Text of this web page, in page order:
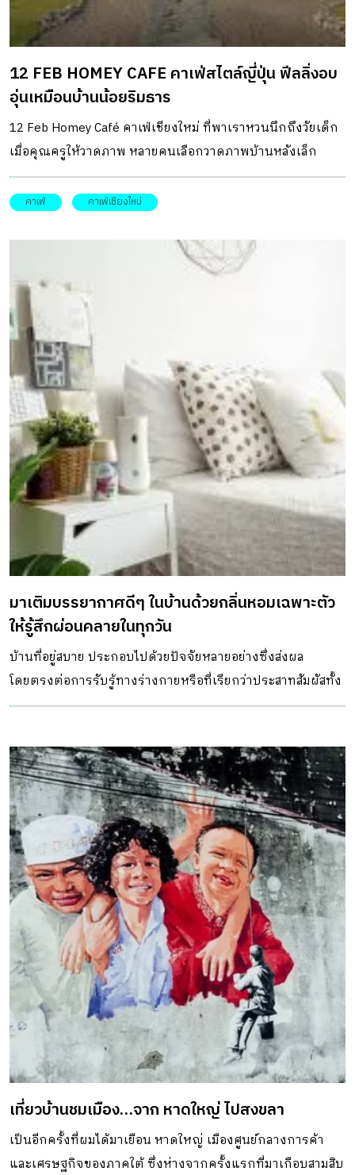
12 FEB HOMEY CAFE คาเฟ่สไตล์ญี่ปุ่น ฟีลลิ่งอบ
อุ่นเหมือนบ้านน้อยริมธาร
12 Feb Homey Café คาเฟ่เชียงใหม่ ที่พาเราหวนนึกถึงวัยเด็ก
เมื่อคุณครูให้วาดภาพ หลายคนเลือกวาดภาพบ้านหลังเล็ก
หลังคาทรงจั่ว มีธารน้ำไหลผ่านข้าง ๆ บ้าน ก่อนเพิ่มเติมด้วย
ต้นไม้ ดอกไม้ สัตว์เลี้ยงตัวน้อย และรูปของพ่อ แม่ ลูก จากภาพ
ที่ให้บรรยากาศราวกับเป็นบ้านไม้หลังน้อย โดยมีงานแลนด์
สเคปเข้ามาเติมเต็มให้เรื่องราวยิ่งสวยงามดุจภาพวาด
DESIGNER DIRECTORYออกแบบ: pommballstudio 12 Feb
Homey Café ตั้งอยู่ในอำเภอหางดง จังหวัดเชียงใหม่ เริ่มต้นมา
จากคู่สามีภรรยาเจ้าของร้านที่ฝันอยากมีคาเฟ่เป็นของตัวเองไว้
นั่งจิบกาแฟชิล ๆ ในบรรยากาศที่แสนอบอุ่น โดยตั้งชื่อคาเฟ่ให้
จดจำง่าย และมีความหมายลึกซึ้งตามวันเกิดของภรรยา มา
พร้อมโจทย์การออกแบบที่ทั้งคู่อยากได้คาเฟ่ไซซ์เล็ก มีมู้ด
แอนด์โทนแบบโฮมมี่ สถาปนิกจาก pommballstudio จึงนำ
ความต้องการนั้น มาต่อยอดสู่คาเฟ่ที่ดีไซน์ให้เหมือนบ้านสไตล์
Japandi โดยผสมสไตล์ญี่ปุ่นและนอร์ดิกเข้าด้วยกัน ตัวอาคาร
ของคาเฟ่ตั้งอยู่ในที่ดินที่มีลักษณะลึกยาว โดยออกแบบให้ตัว
อาคารอยู่ด้านในสุดของที่ดิน เลี่ยงที่จะสร้างแบบเต็มพื้นที่
เพราะต้องการเผื่อสเปซด้านหน้าไว้สำหรับสร้างอาคาร หรือ
แลนด์สเคปเพิ่มเติมในอนาคต ดีไซน์ของอาคารมีรูปทรงเป็น
แนวยาวตรงกับทิศเหนือ มีโครงสร้างทำจากคอนกรีตและเหล็ก
ผนังด้านนอกกรุด้วยไม้เทียมเพราะทนทานต่อสภาพอากาศ
แสงแดด และความชื้น โดยเลือกใช้ไม้เทียมไบโอวู้ดผ่านการขัด
ผิวหน้าให้มีสีอ่อนลง ส่วนหลังคามุงด้วยเมทัลชีทลอนเรียบ พื้นที่
คาเฟ่ คาเฟ่เชียงใหม่
มาเติมบรรยากาศดีๆ ในบ้านด้วยกลิ่นหอมเฉพาะตัว
ให้รู้สึกผ่อนคลายในทุกวัน
บ้านที่อยู่สบาย ประกอบไปด้วยปัจจัยหลายอย่างซึ่งส่งผล
โดยตรงต่อการรับรู้ทางร่างกายหรือที่เรียกว่าประสาทสัมผัสทั้ง
5 บ้านที่เย็นสบายที่ผิวกายรับรู้ อากาศปลอดโปร่งถ่ายเทให้สูด
การถูกรบกวน และกลิ่นหอมๆ ที่เป็นมาตรวัดความน่าอยู่ของ
บ้านได้เป็นอย่างดี หลายคนอาจจะไม่เคยสังเกตว่า “บ้าน” แต่ละ
หลังมีกลิ่นเฉพาะตัว เพราะความคุ้นชิน ซึ่งกลิ่นเหล่านี้ล้วนสื่อ
ถึงตัวตนของเจ้าของบ้านได้ด้วย ฉะนั้นอย่าแปลกใจถ้าหาก
เข้าไปในบ้านของนักดริปกาแฟแล้วจะได้กลิ่นหอมไหม้ของ
เมล็ดกาแฟคั่วหลงเหลือ หรืออาจจะได้กลิ่นหอมกรุ่นของชีสและ
เนยในบ้านที่มีนักทำขนมหวานเป็นเจ้าของ กลิ่นเนื้อไม้ที่เกิด
จากพื้นไม้สัมผัสกับความชื้น กลิ่นหอมของดอกมะลิที่ลอยตามลม
มาในห้องนั่งเล่นหรือกลิ่นอับกระดาษในห้องหนังสือแต่ก็มีหลาย
คนหลงใหล เอกลักษณ์เฉพาะตัวของกลิ่นต่างๆ ในบ้านเหล่านี้
ทำหน้าที่เชื่อมความสัมผัสของช่วงเวลาของคนกับสถานที่ หาก
จังหวะที่เปิดประตูเข้าบ้านแล้วได้สัมผัสกับกลิ่นที่คุ้นเคยทำให้
รู้สึกนึกย้อนถึงความทรงจำครั้งเก่า นั่นคือ กลิ่นของบ้าน ได้
หน้าที่ของมันอย่างสมบูรณ์แล้ว นอกจากทำหน้าที่เก็บความ
ทรงจำ “กลิ่นของบ้าน” ยังทำหน้าที่เป็นไมตรีจิต ต้อนรับเชื้อ
เชิญแขกผู้มาเยือนอีกด้วย ในสมัยอียิปต์โบราณแม่บ้านชาวฮีบรู
จะเก็บใบมิ้นต์จากสวนมาโปรยลงพื้นบ้านซึ่งเป็นดินอัดแข็ง
จากนั้นใช้ส้นเท้าบดขยี้เพื่อให้เกิดกลิ่นหอมเย็น เมื่อมีแขกมา
เที่ยวบ้านชมเมือง…จาก หาดใหญ่ ไปสงขลา
เป็นอีกครั้งที่ผมได้มาเยือน หาดใหญ่ เมืองศูนย์กลางการค้า
และเศรษฐกิจของภาคใต้ ซึ่งห่างจากครั้งแรกที่มาเกือบสามสิบ